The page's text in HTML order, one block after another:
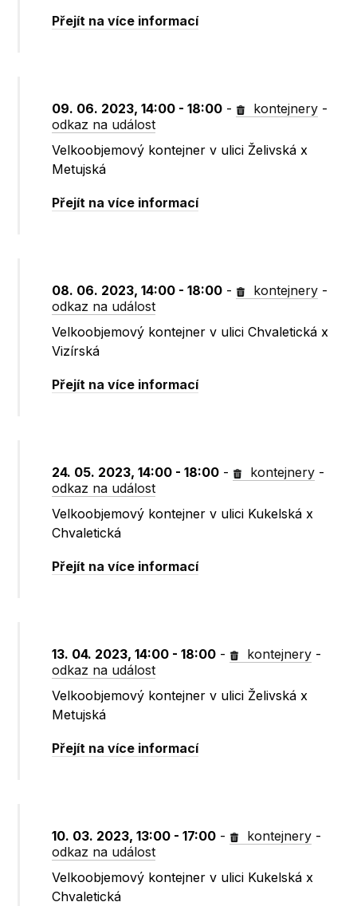
Přejít na více informací
09. 06. 2023, 14:00 - 18:00 - kontejnery -
odkaz na událost
Velkoobjemový kontejner v ulici Želivská x
Metujská
Přejít na více informací
08. 06. 2023, 14:00 - 18:00 - kontejnery -
odkaz na událost
Velkoobjemový kontejner v ulici Chvaletická x
Vizírská
Přejít na více informací
24. 05. 2023, 14:00 - 18:00 - kontejnery -
odkaz na událost
Velkoobjemový kontejner v ulici Kukelská x
Chvaletická
Přejít na více informací
13. 04. 2023, 14:00 - 18:00 - kontejnery -
odkaz na událost
Velkoobjemový kontejner v ulici Želivská x
Metujská
Přejít na více informací
10. 03. 2023, 13:00 - 17:00 - kontejnery -
odkaz na událost
Velkoobjemový kontejner v ulici Kukelská x
Chvaletická